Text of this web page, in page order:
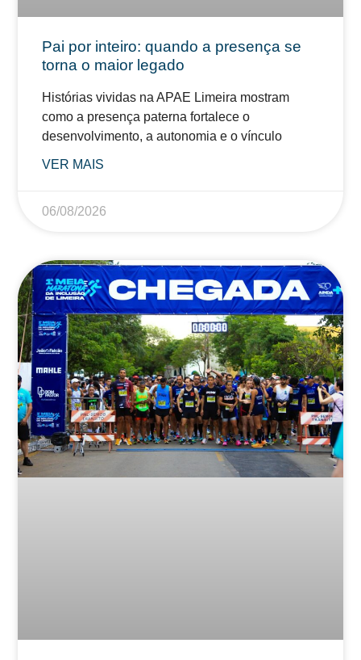
Pai por inteiro: quando a presença se
torna o maior legado
Histórias vividas na APAE Limeira mostram
como a presença paterna fortalece o
desenvolvimento, a autonomia e o vínculo
VER MAIS
06/08/2026